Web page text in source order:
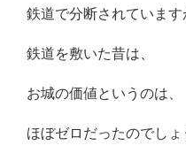
鉄道で分断されています
鉄道を敷いた昔は、
お城の価値というのは、
ほぼゼロだったのでしょ